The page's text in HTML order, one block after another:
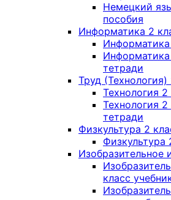
Немецкий
пособия
Информатика 2
Информатика
тетради
Труд (Технология)
Технология
Технология
тетради
Физкультура 2
Физкультура
Изобразительное
класс